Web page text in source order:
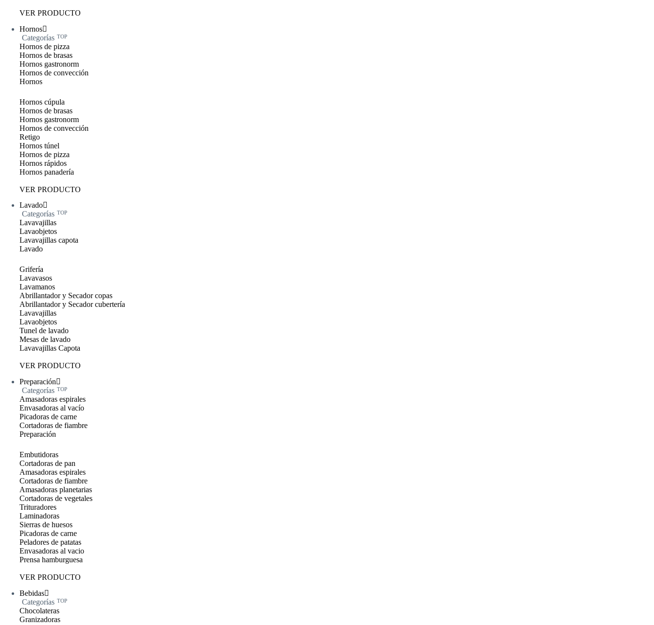
VER PRODUCTO
Hornos
Categorías TOP
Hornos de pizza
Hornos de brasas
Hornos gastronorm
Hornos de convección
Hornos
Hornos cúpula
Hornos de brasas
Hornos gastronorm
Hornos de convección
Retigo
Hornos túnel
Hornos de pizza
Hornos rápidos
Hornos panadería
VER PRODUCTO
Lavado
Categorías TOP
Lavavajillas
Lavaobjetos
Lavavajillas capota
Lavado
Grifería
Lavavasos
Lavamanos
Abrillantador y Secador copas
Abrillantador y Secador cubertería
Lavavajillas
Lavaobjetos
Tunel de lavado
Mesas de lavado
Lavavajillas Capota
VER PRODUCTO
Preparación
Categorías TOP
Amasadoras espirales
Envasadoras al vacío
Picadoras de carne
Cortadoras de fiambre
Preparación
Embutidoras
Cortadoras de pan
Amasadoras espirales
Cortadoras de fiambre
Amasadoras planetarias
Cortadoras de vegetales
Trituradores
Laminadoras
Sierras de huesos
Picadoras de carne
Peladores de patatas
Envasadoras al vacio
Prensa hamburguesa
VER PRODUCTO
Bebidas
Categorías TOP
Chocolateras
Granizadoras